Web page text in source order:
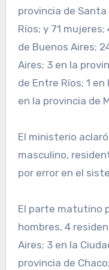
provincia de Santa
Ríos; y 71
de Buenos Aires;
Aires; 3 en la
de Entre Ríos; 1 en
en la provincia de
El ministerio
masculino,
por error en el
El parte matutino
hombres, 4
Aires; 3 en la
provincia de